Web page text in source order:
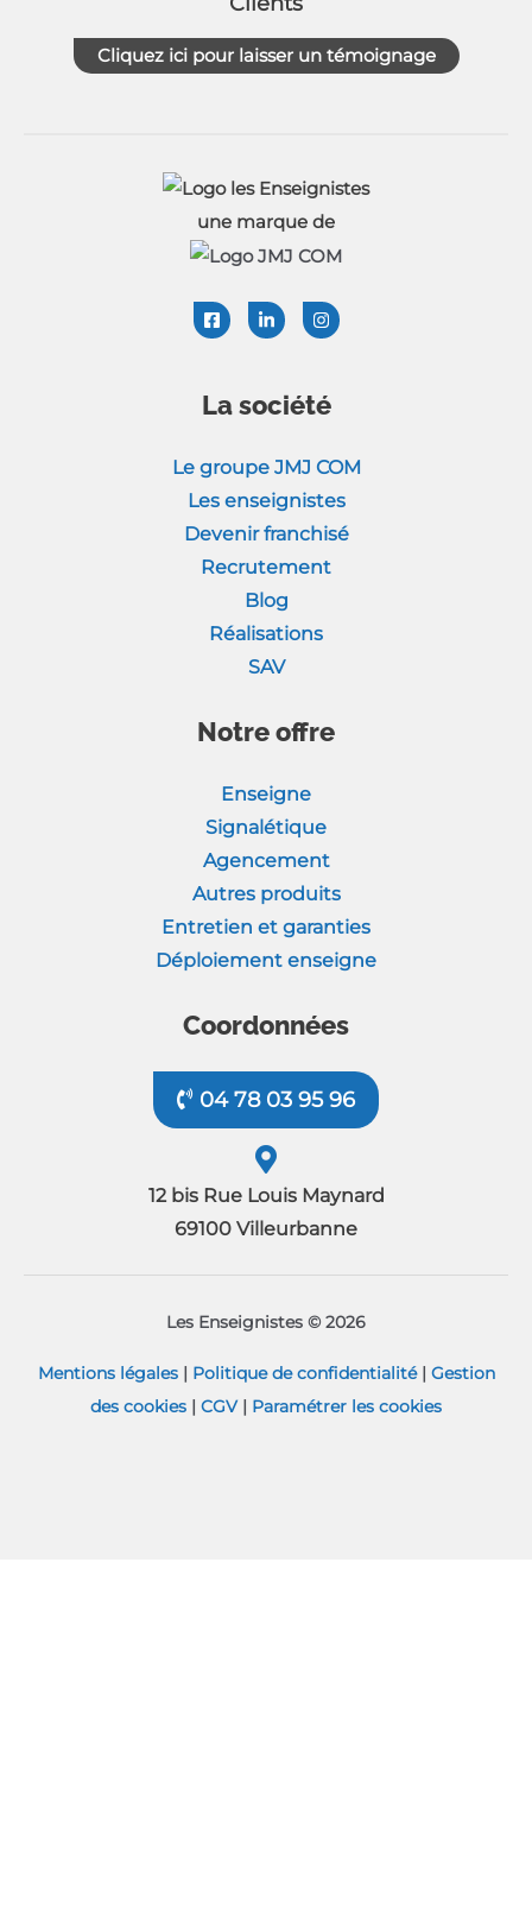
Cliquez ici pour laisser un témoignage
une marque de
La société
Le groupe JMJ COM
Les enseignistes
Devenir franchisé
Recrutement
Blog
Réalisations
SAV
Notre offre
Enseigne
Signalétique
Agencement
Autres produits
Entretien et garanties
Déploiement enseigne
Coordonnées
04 78 03 95 96
12 bis Rue Louis Maynard
69100 Villeurbanne
Les Enseignistes © 2026
Mentions légales| Politique de confidentialité| Gestion
des cookies | CGV| Paramétrer les cookies